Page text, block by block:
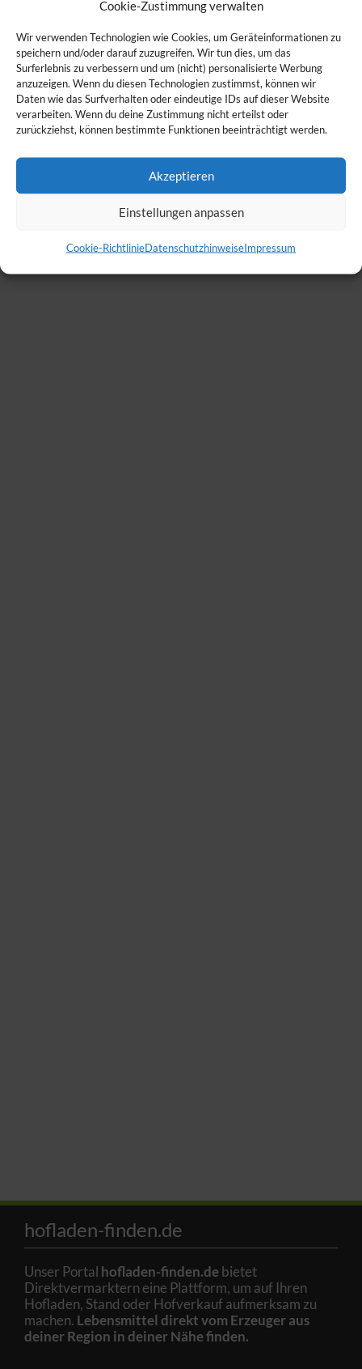
Cookie-Zustimmung verwalten
Wir verwenden Technologien wie Cookies, um Geräteinformationen zu
speichern und/oder darauf zuzugreifen. Wir tun dies, um das
Surferlebnis zu verbessern und um (nicht) personalisierte Werbung
anzuzeigen. Wenn du diesen Technologien zustimmst, können wir
Daten wie das Surfverhalten oder eindeutige IDs auf dieser Website
verarbeiten. Wenn du deine Zustimmung nicht erteilst oder
zurückziehst, können bestimmte Funktionen beeinträchtigt werden.
Akzeptieren
Einstellungen anpassen
Cookie-RichtlinieDatenschutzhinweiseImpressum
hofladen-finden.de
Unser Portal hofladen-finden.debietet
Direktvermarktern eine Plattform, um auf Ihren
Hofladen, Stand oder Hofverkauf aufmerksam zu
machen. Lebensmittel direkt vom Erzeuger aus
deiner Region in deiner Nähe finden.